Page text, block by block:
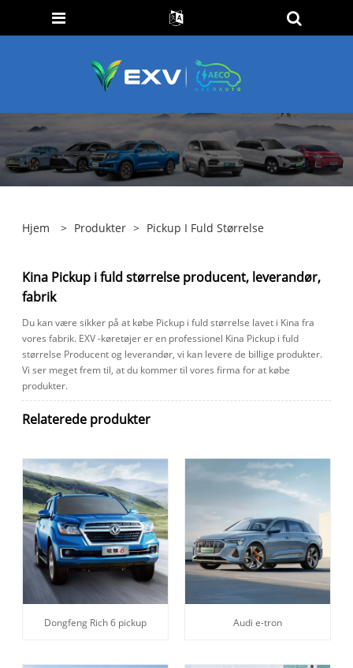
Hjem > Produkter > Pickup I Fuld Størrelse
Kina Pickup i fuld størrelse producent, leverandør,
fabrik
Du kan være sikker på at købe Pickup i fuld størrelse lavet i Kina fra
vores fabrik. EXV -køretøjer er en professionel Kina Pickup i fuld
størrelse Producent og leverandør, vi kan levere de billige produkter.
Vi ser meget frem til, at du kommer til vores firma for at købe
produkter.
Relaterede produkter
Dongfeng Rich 6 pickup Audi e-tron